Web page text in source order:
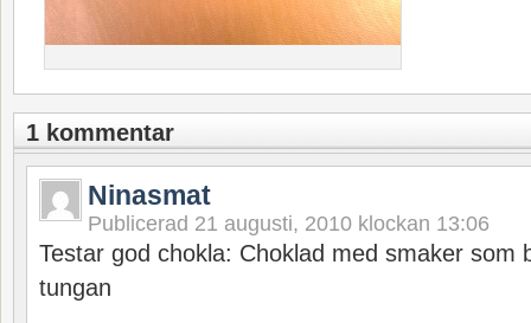
1 kommentar
Ninasmat
Publicerad 21 augusti, 2010 klockan 13:06
Testar god chokla: Choklad med smaker som
tungan